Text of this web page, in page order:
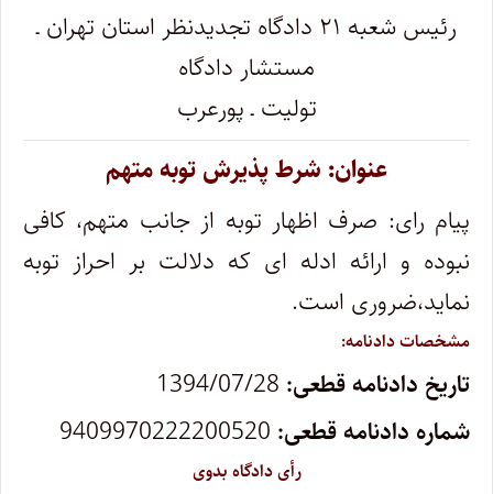
رئیس شعبه ۲۱ دادگاه تجدیدنظر استان تهران ـ
مستشار دادگاه
تولیت ـ پورعرب
عنوان: شرط پذیرش توبه متهم
پیام رای: صرف اظهار توبه از جانب متهم، کافی
نبوده و ارائه ادله ای که دلالت بر احراز توبه
نماید،ضروری است.
مشخصات دادنامه:
تاریخ دادنامه قطعی:
شماره دادنامه قطعی: 9409970222200520
رأی دادگاه بدوی